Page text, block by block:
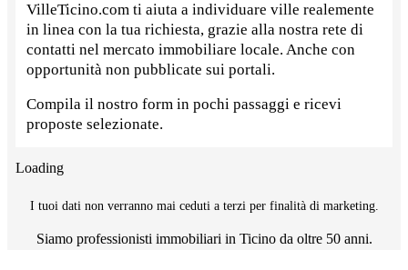
VilleTicino.com ti aiuta a individuare ville realemente
in linea con la tua richiesta, grazie alla nostra rete di
contatti nel mercato immobiliare locale. Anche con
opportunità non pubblicate sui portali.
Compila il nostro form in pochi passaggi e ricevi
proposte selezionate.
Loading
I tuoi dati non verranno mai ceduti a terzi per finalità di marketing.
Siamo professionisti immobiliari in Ticino da oltre 50 anni.